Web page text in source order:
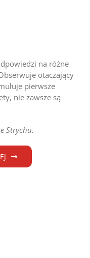
na różne
otaczający
pierwsze
nie zawsze są
Strychu.